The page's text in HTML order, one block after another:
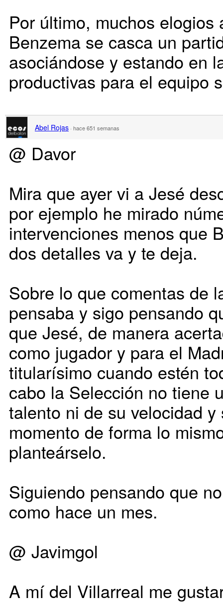
Por último, muchos elogios
Benzema se casca un
asociándose y estando en
productivas para el equipo
Abel Rojas · hace 651 semanas
@ Davor
Mira que ayer vi a Jesé
por ejemplo he mirado
intervenciones menos que
dos detalles va y te deja.
Sobre lo que comentas de
pensaba y sigo pensando
que Jesé, de manera
como jugador y para el
titularísimo cuando estén
cabo la Selección no tiene
talento ni de su velocidad
momento de forma lo
planteárselo.
Siguiendo pensando que
como hace un mes.
@ Javimgol
A mí del Villarreal me